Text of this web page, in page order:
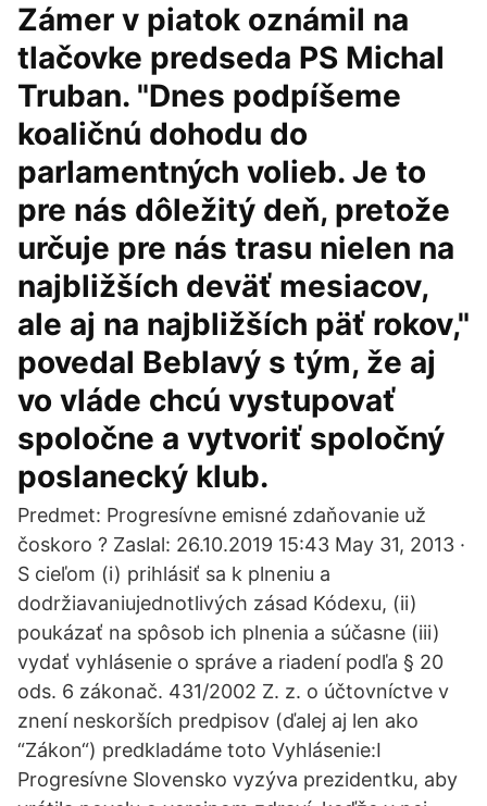
Zámer v piatok oznámil na
tlačovke predseda PS Michal
Truban. "Dnes podpíšeme
koaličnú dohodu do
parlamentných volieb. Je to
pre nás dôležitý deň, pretože
určuje pre nás trasu nielen na
najbližších deväť mesiacov,
ale aj na najbližších päť rokov,"
povedal Beblavý s tým, že aj
vo vláde chcú vystupovať
spoločne a vytvoriť spoločný
poslanecký klub.
Predmet: Progresívne emisné zdaňovanie už
čoskoro ? Zaslal: 26.10.2019 15:43 May 31, 2013 ·
S cieľom (i) prihlásiť sa k plneniu a
dodržiavaniujednotlivých zásad Kódexu, (ii)
poukázať na spôsob ich plnenia a súčasne (iii)
vydať vyhlásenie o správe a riadení podľa § 20
ods. 6 zákonač. 431/2002 Z. z. o účtovníctve v
znení neskorších predpisov (ďalej aj len ako
“Zákon“) predkladáme toto Vyhlásenie:I
Progresívne Slovensko vyzýva prezidentku, aby